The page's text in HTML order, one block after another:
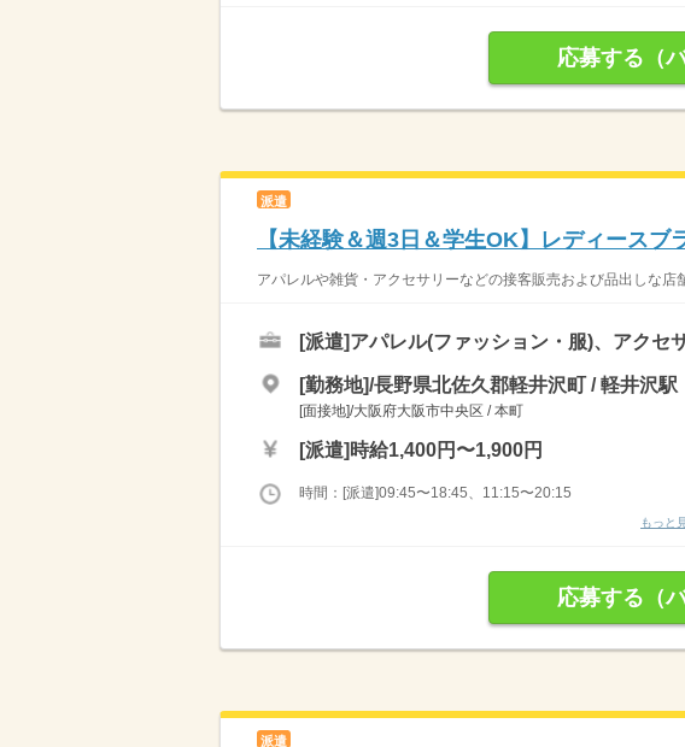
応募する（
派遣
【未経験＆週3日＆学生OK】レディース
アパレルや雑貨・アクセサリーなどの接客販売および品出しな
[派遣]アパレル(ファッション・服)、アクセ
[勤務地]/長野県北佐久郡軽井沢町 / 軽井沢駅
[面接地]/大阪府大阪市中央区 / 本町
[派遣]時給1,400円〜1,900円
時間：[派遣]09:45〜18:45、11:15〜20:15
もっと
応募する（
派遣